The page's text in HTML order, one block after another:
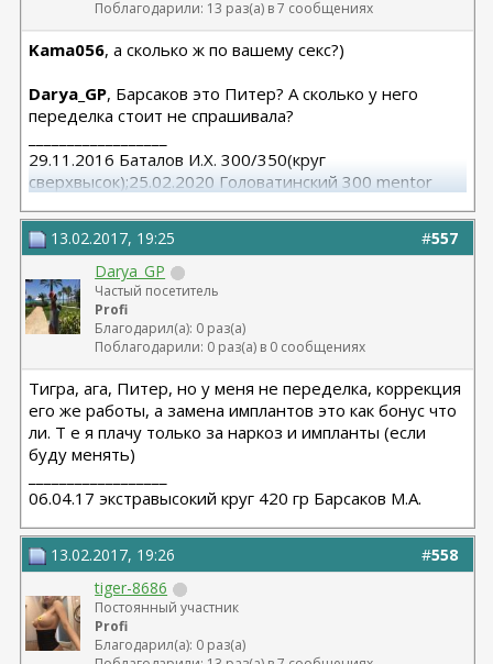
Поблагодарили: 13 раз(а) в 7 сообщениях
Kama056, а сколько ж по вашему секс?)
Darya_GP, Барсаков это Питер? А сколько у него
переделка стоит не спрашивала?
29.11.2016 Баталов И.Х. 300/350(круг
сверхвысок);25.02.2020 Головатинский 300 mentor
#557
13.02.2017, 19:25
Darya_GP
Частый посетитель
Profi
Благодарил(а): 0 раз(а)
Поблагодарили: 0 раз(а) в 0 сообщениях
Тигра, ага, Питер, но у меня не переделка, коррекция
его же работы, а замена имплантов это как бонус что
ли. Т е я плачу только за наркоз и импланты (если
буду менять)
06.04.17 экстравысокий круг 420 гр Барсаков М.А.
#558
13.02.2017, 19:26
tiger-8686
Постоянный участник
Profi
Благодарил(а): 0 раз(а)